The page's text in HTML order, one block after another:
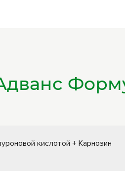
кислотой + Карнозин